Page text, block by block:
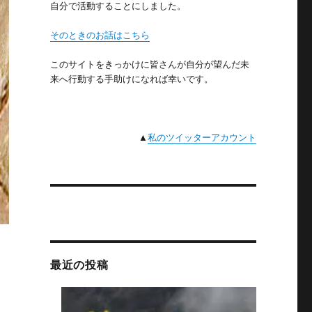
自分で活動することにしました。
そのときのお話はこちら
このサイトをきっかけに皆さんが自分が望んだ未
来へ行動する手助けになれば幸いです。
▲私のツイッターアカウント
最近の投稿